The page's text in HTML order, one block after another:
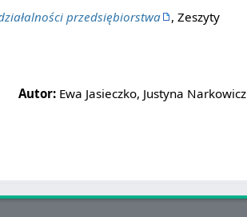
przedsiębiorstwa
, Zeszyty
Autor: Ewa Jasieczko, Justyna Narkowicz